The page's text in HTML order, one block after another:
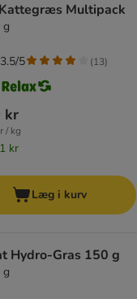
Multipack
g
kr
/ kg
kr
5 (13)
Læg i kurv
Hydro-Gras 150 g
g